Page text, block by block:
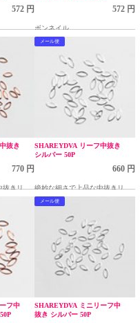
572 円 572 円
ボンネイル
抜き
770 円
抜きリー
メール便
SHAREYDVA リーフ中抜き
シルバー 50P
660 円
絶妙な細さで上品な中抜きリー
フ
フ中
メール便
SHAREYDVA ミニリーフ中
抜き シルバー 50P